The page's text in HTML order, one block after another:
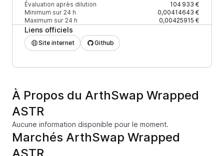
Évaluation après dilution
104 933 €
Minimum sur 24 h
0,00414643 €
Maximum sur 24 h
0,00425915 €
Liens officiels
Site internet Github
À Propos du ArthSwap Wrapped
ASTR
Aucune information disponible pour le moment.
Marchés ArthSwap Wrapped